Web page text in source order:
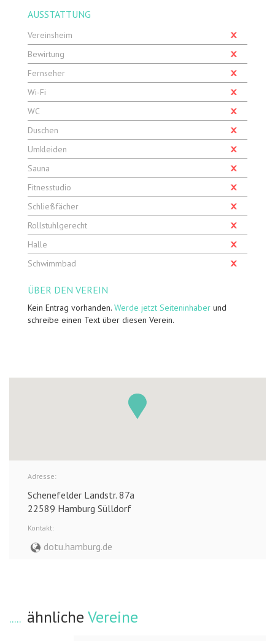
AUSSTATTUNG
Vereinsheim
Bewirtung
Fernseher
Wi-Fi
WC
Duschen
Umkleiden
Sauna
Fitnesstudio
Schließfächer
Rollstuhlgerecht
Halle
Schwimmbad
ÜBER DEN VEREIN
Kein Entrag vorhanden. Werde jetzt Seiteninhaber und
schreibe einen Text über diesen Verein.
Adresse:
Schenefelder Landstr. 87a
22589 Hamburg Sülldorf
Kontakt:
dotu.hamburg.de
ähnliche Vereine